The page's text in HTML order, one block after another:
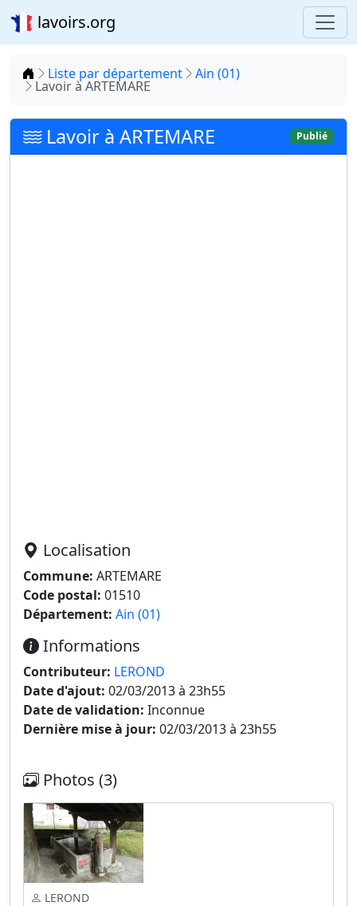
lavoirs.org
Accueil
Liste par département Ain (01)
Lavoir à ARTEMARE
Lavoir à ARTEMARE Publié
Localisation
Commune: ARTEMARE
Code postal: 01510
Département: Ain (01)
Informations
Contributeur: LEROND
Date d'ajout: 02/03/2013 à 23h55
Date de validation: Inconnue
Dernière mise à jour: 02/03/2013 à 23h55
Photos (3)
LEROND